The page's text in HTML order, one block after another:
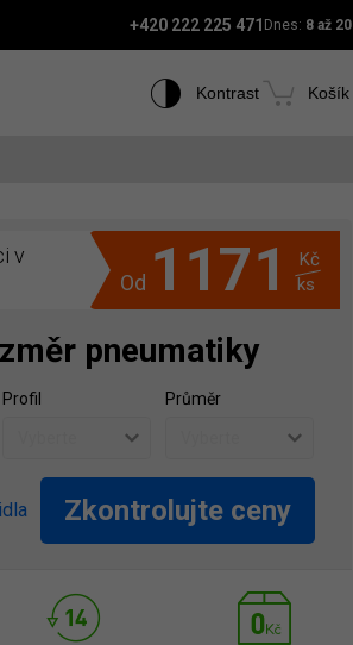
+420 222 225 471 Dnes: 8 až 20
Kontrast Košík
v
Od 1171
Kč
ks
pneumatiky
Profil Průměr
Zkontrolujte ceny